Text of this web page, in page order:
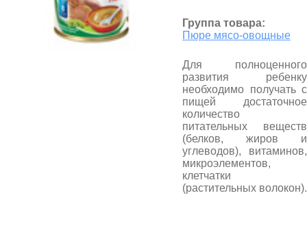
Группа товара:
Пюре мясо-овощные
Для полноценного
развития ребенку
необходимо получать с
пищей достаточное
количество
питательных веществ
(белков, жиров и
углеводов), витаминов,
микроэлементов,
клетчатки
(растительных волокон).